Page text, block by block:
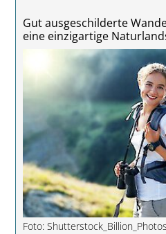
Gut ausgeschilderte
eine einzigartige
Foto: Shutterstock_Billion_Photos